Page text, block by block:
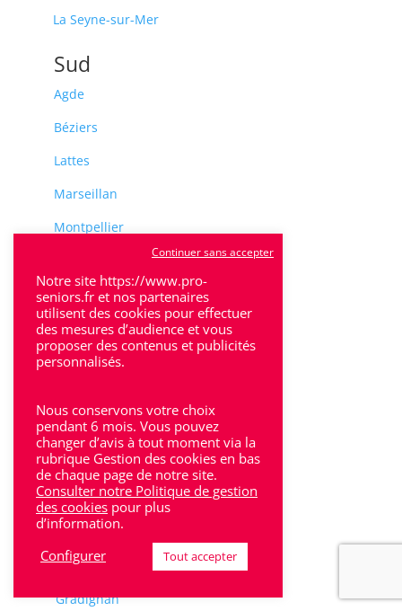
La Seyne-sur-Mer
Sud
Agde
Béziers
Lattes
Marseillan
Montpellier
Sète
Sud-Ouest
Agen
Bergerac
Brive
Bordeaux
Cahors
Cozes
Gradignan
Notre site https://www.pro-
seniors.fr et nos partenaires
utilisent des cookies pour effectuer
des mesures d’audience et vous
proposer des contenus et publicités
personnalisés.
Nous conservons votre choix
pendant 6 mois. Vous pouvez
changer d’avis à tout moment via la
rubrique Gestion des cookies en bas
de chaque page de notre site.
Consulter notre Politique de gestion
des cookies pour plus
d’information.
Configurer
Continuer sans accepter
Tout accepter